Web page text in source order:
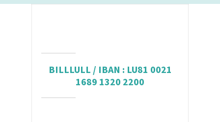
BILLLULL / IBAN : LU81 0021
1689 1320 2200